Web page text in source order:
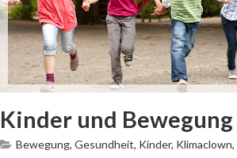
Kinder und Bewegung
Bewegung, Gesundheit, Kinder, Klimaclown,